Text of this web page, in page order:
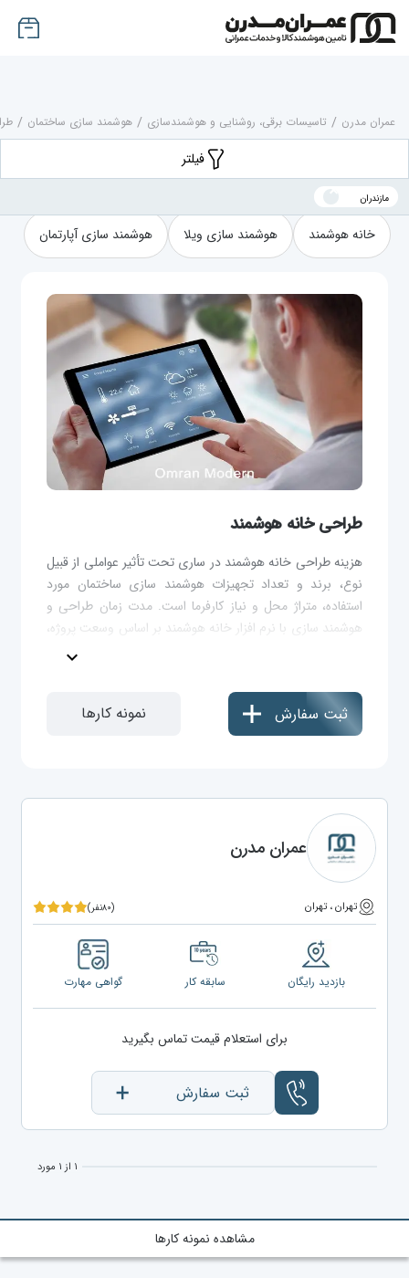
عمران مدرن / تاسیسات برقی، روشنایی و هوشمندسازی / هوشمند سازی ساختمان /
خانه هوشمند هوشمند سازی ویلا هوشمند سازی آپارتمان
طراحی خانه هوشمند
هزینه طراحی خانه هوشمند در ساری تحت تأثیر عواملی از قبیل
نوع، برند و تعداد تجهیزات هوشمند سازی ساختمان مورد
استفاده، متراژ محل و نیاز کارفرما است. مدت زمان طراحی و
هوشمند سازی با نرم افزار خانه هوشمند بر اساس وسعت پروژه،
تعداد سرخط ها، پروتکل ارتباطی و قابلیت های مورد نظر
expand_more
نمونه کارها ثبت سفارش
فیلتر
مازندران
عمران مدرن
تهران ، تهران (۸۰نفر)
بازدید رایگان سابقه کار گواهی مهارت
برای استعلام قیمت تماس بگیرید
ثبت سفارش
۱ از ۱ مورد
مشاهده نمونه کارها